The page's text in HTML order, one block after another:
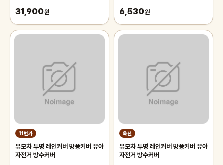
31,900원 6,530원
11번가
유모차 투명 레인커버 방풍커버 유아
자전거 방수커버
옥션
유모차 투명 레인커버 방풍커버 유아
자전거 방수커버